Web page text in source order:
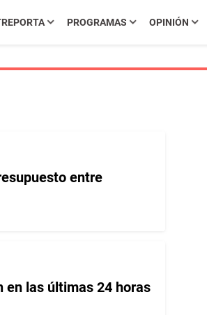
PROGRAMAS OPINIÓN
entre
en las últimas 24 horas